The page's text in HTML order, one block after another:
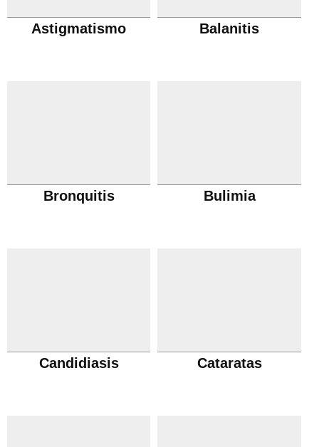
Astigmatismo Balanitis
Bronquitis Bulimia
Candidiasis Cataratas